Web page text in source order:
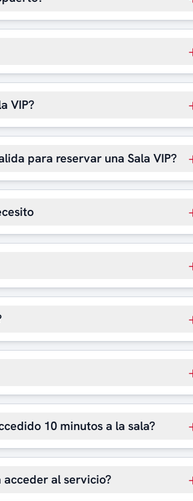
VIP?
para reservar una Sala VIP?
10 minutos a la sala?
al servicio?